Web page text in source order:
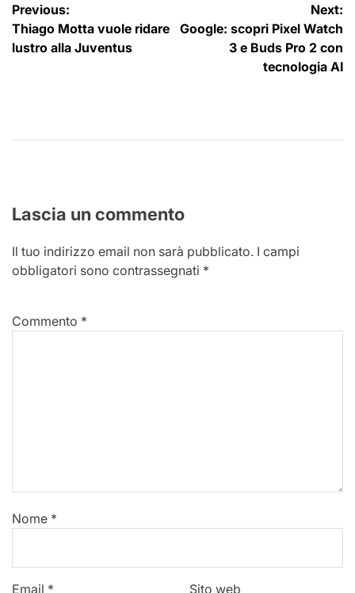
Navigazione
articoli
Previous:
Thiago Motta vuole ridare
lustro alla Juventus
Next:
Google: scopri Pixel Watch
3 e Buds Pro 2 con
tecnologia AI
Lascia un commento
Il tuo indirizzo email non sarà pubblicato. I campi
obbligatori sono contrassegnati *
Commento *
Nome *
Email * Sito web